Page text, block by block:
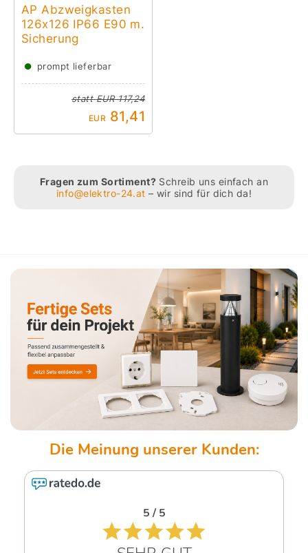
AP Abzweigkasten
126x126 IP66 E90 m.
Sicherung
● prompt lieferbar
stattEUR 117,24
EUR 81,41
Fragen zum Sortiment? Schreib uns einfach an
info@elektro-24.at – wir sind für dich da!